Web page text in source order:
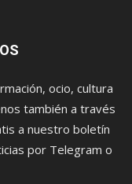
ocio, cultura
también a través
a nuestro boletín
por Telegram o